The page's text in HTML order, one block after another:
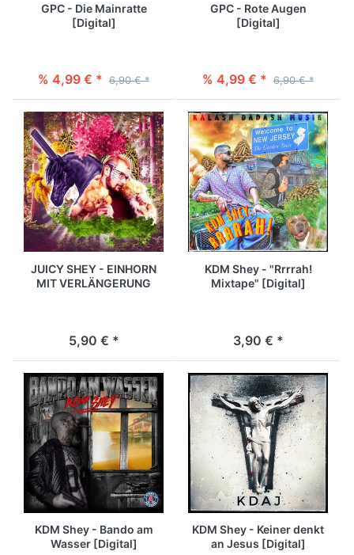
GPC - Die Mainratte
[Digital]
% 4,99 € * 6,90 € *
GPC - Rote Augen
[Digital]
% 4,99 € * 6,90 € *
JUICY SHEY - EINHORN
MIT VERLÄNGERUNG
5,90 € *
KDM Shey - "Rrrrah!
Mixtape" [Digital]
3,90 € *
KDM Shey - Bando am
Wasser [Digital]
KDM Shey - Keiner denkt
an Jesus [Digital]